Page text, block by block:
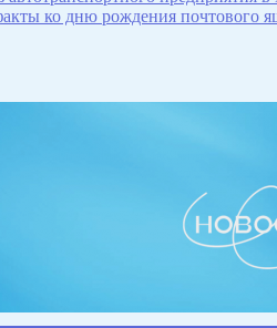
ко дню рождения почтового